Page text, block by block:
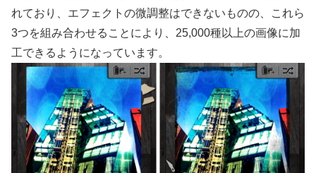
れており、エフェクトの微調整はできないものの、これら
3つを組み合わせることにより、25,000種以上の画像に加
工できるようになっています。